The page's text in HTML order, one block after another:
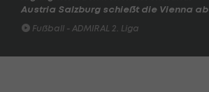
Austria Salzburg schießt die Vienna ab
Fußball - ADMIRAL 2. Liga